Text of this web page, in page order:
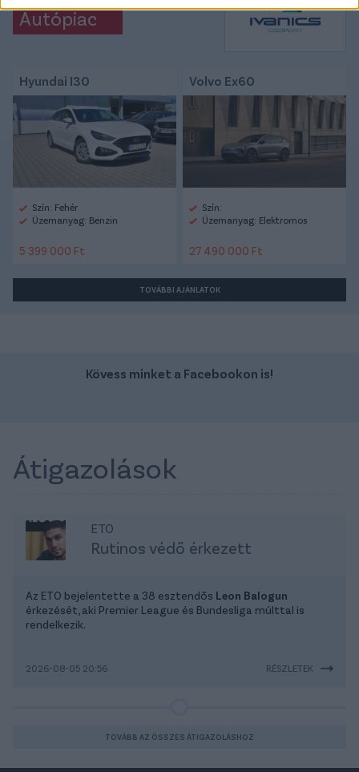
Autópiac
Hyundai I30
Szín: Fehér
Üzemanyag: Benzin
5 399 000 Ft
Volvo Ex60
Szín:
Üzemanyag: Elektromos
27 490 000 Ft
TOVÁBBI AJÁNLATOK
Kövess minket a Facebookon is!
Átigazolások
ETO
Rutinos védő érkezett
Az ETO bejelentette a 38 esztendős Leon Balogun
érkezését, aki Premier League és Bundesliga múlttal is
rendelkezik.
2026-08-05 20:56 RÉSZLETEK
TOVÁBB AZ ÖSSZES ÁTIGAZOLÁSHOZ